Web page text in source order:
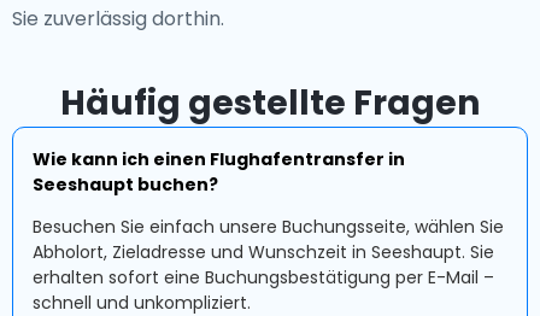
Sie zuverlässig dorthin.
Häufig gestellte Fragen
Wie kann ich einen Flughafentransfer in
Seeshaupt buchen?
Besuchen Sie einfach unsere Buchungsseite, wählen Sie
Abholort, Zieladresse und Wunschzeit in Seeshaupt. Sie
erhalten sofort eine Buchungsbestätigung per E-Mail –
schnell und unkompliziert.